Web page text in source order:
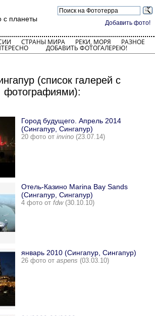
Добавить фото!
с планеты
СТРАНЫ МИРА РЕКИ, МОРЯ РАЗНОЕ
ДОБАВИТЬ ФОТОГАЛЕРЕЮ!
(список галерей с
фотографиями):
Город будущего. Апрель 2014
(Сингапур, Сингапур)
20 фото от invino (23.07.14)
Отель-Казино Marina Bay Sands
(Сингапур, Сингапур)
4 фото от fdw(30.10.10)
январь 2010 (Сингапур, Сингапур)
26 фото от aspens (03.03.10)